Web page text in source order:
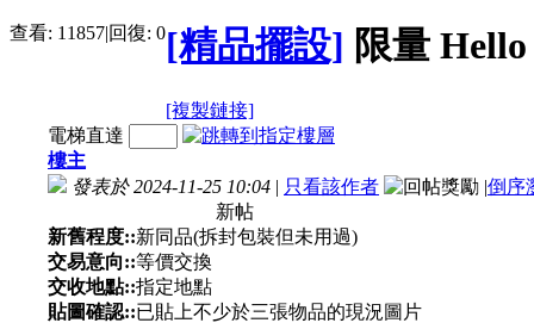
查看: 11857|回復: 0[精品擺設] 限量
[複製鏈接]
電梯直達
樓主
發表於 2024-11-25 10:04 | 只看該作者 |倒序
新帖
新舊程度::新同品(拆封包裝但未用過)
交易意向::等價交換
交收地點::指定地點
貼圖確認::已貼上不少於三張物品的現況圖片